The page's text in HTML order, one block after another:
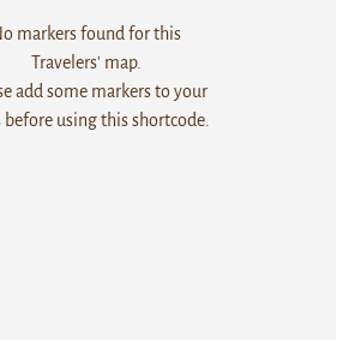
markers found for this
Travelers' map.
add some markers to your
before using this shortcode.